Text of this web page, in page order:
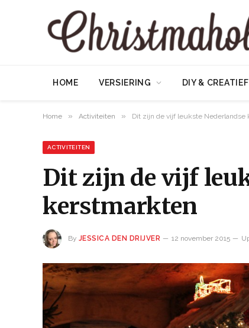
HOME VERSIERING DIY & CREATIEF
Home » Activiteiten » Dit zijn de vijf leukste Nederlandse
ACTIVITEITEN
Dit zijn de vijf
kerstmarkten
By JESSICA DEN DRIJVER 12 november 2015